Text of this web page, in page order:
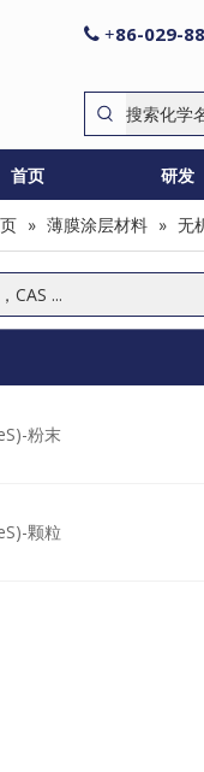
 +86-029-
首页 研发
» 薄膜涂层材料 » 无
粉末
颗粒